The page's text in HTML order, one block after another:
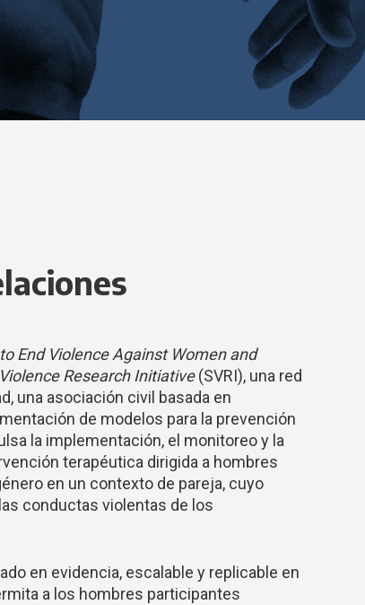
End Violence Against Women and
Research Initiative(SVRI), una red
una asociación civil basada en
de modelos para la prevención
la implementación, el monitoreo y la
terapéutica dirigida a hombres
en un contexto de pareja, cuyo
conductas violentas de los
en evidencia, escalable y replicable en
a los hombres participantes